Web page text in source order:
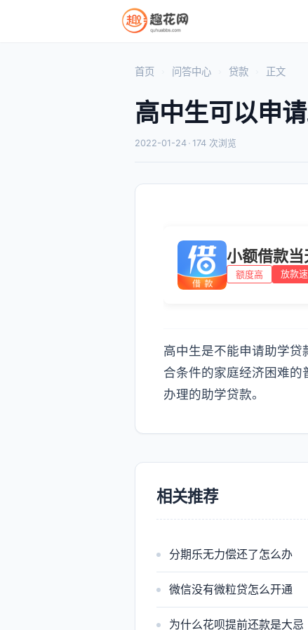
首页 问答中心 贷款 正文
高中生可以申
2022-01-24 · 174 次浏览
小额借款当
额度高 放款
高中生是不能申请助学
合条件的家庭经济困难
办理的助学贷款。
相关推荐
分期乐无力偿还了怎么办
微信没有微粒贷怎么开通
为什么花呗提前还款是大忌